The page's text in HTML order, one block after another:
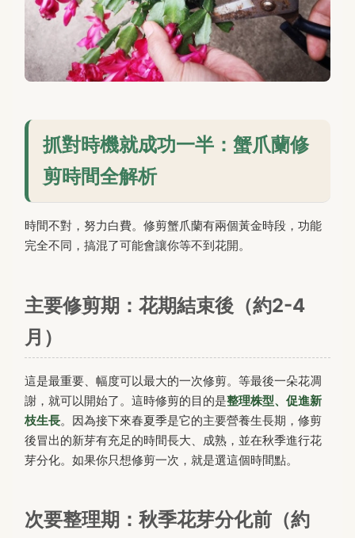
抓對時機就成功一半：蟹爪蘭修
剪時間全解析
時間不對，努力白費。修剪蟹爪蘭有兩個黃金時段，功能
完全不同，搞混了可能會讓你等不到花開。
主要修剪期：花期結束後（約2-4
月）
這是最重要、幅度可以最大的一次修剪。等最後一朵花凋
謝，就可以開始了。這時修剪的目的是整理株型、促進新
枝生長。因為接下來春夏季是它的主要營養生長期，修剪
後冒出的新芽有充足的時間長大、成熟，並在秋季進行花
芽分化。如果你只想修剪一次，就是選這個時間點。
次要整理期：秋季花芽分化前（約